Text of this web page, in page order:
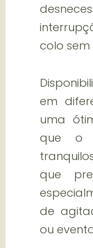
colo sem
em
uma
que o
que
de
ou